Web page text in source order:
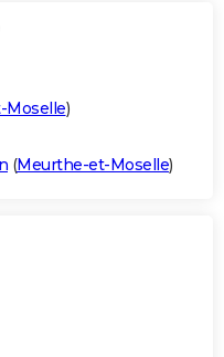
Moselle)
(Meurthe-et-Moselle)